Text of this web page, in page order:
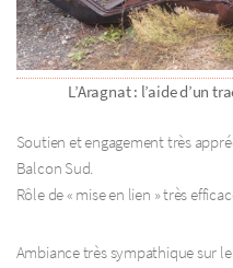
L’Aragnat : l’aide d’un
Soutien et engagement très
Balcon Sud.
Rôle de « mise en lien » très
Ambiance très sympathique sur